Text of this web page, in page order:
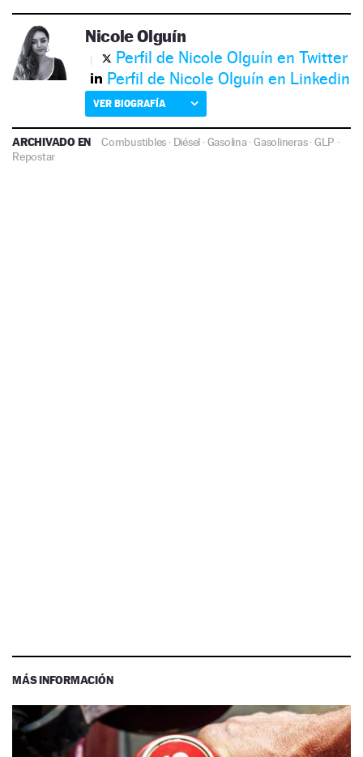
Nicole Olguín
Perfil de Nicole Olguín en Twitter
Perfil de Nicole Olguín en Linkedin
VER BIOGRAFÍA
ARCHIVADO EN Combustibles · Diésel ·Gasolina·Gasolineras·GLP ·
Repostar
MÁS INFORMACIÓN